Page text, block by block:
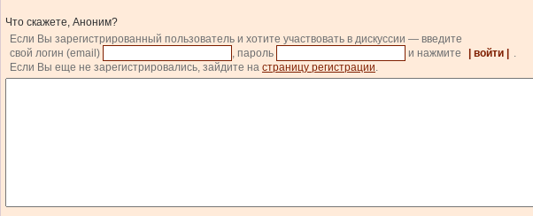
Что скажете, Аноним?
Если Вы зарегистрированный пользователь и хотите участвовать в дискуссии — введите
свой логин (email)
, пароль и нажмите | войти |
.
Если Вы еще не зарегистрировались, зайдите на страницу регистрации.